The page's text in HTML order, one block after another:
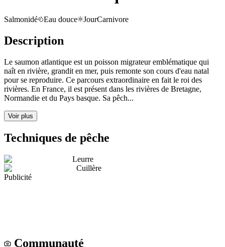
Salmonidé Eau douce JourCarnivore
Description
Le saumon atlantique est un poisson migrateur emblématique qui
naît en rivière, grandit en mer, puis remonte son cours d'eau natal
pour se reproduire. Ce parcours extraordinaire en fait le roi des
rivières. En France, il est présent dans les rivières de Bretagne,
Normandie et du Pays basque. Sa pêch...
Voir plus
Techniques de pêche
Leurre
Cuillère
Publicité
Communauté